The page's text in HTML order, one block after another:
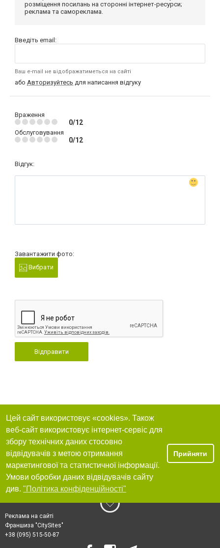
розміщення посилань на сторонні інтернет-ресурси;
реклама та самореклама.
Введіть email:
Ваш e-mail не відображатиметься на сайті
або Авторизуйтесь для написання відгуку
Враження
0/12
Обслуговування
0/12
Відгук:
Завантажити фото:
Вибрати
Відправити
Цей сайт використовує «cookies». Також
веб-сайт використовує інтернет-сервіс для
збору технічних даних стосовно
відвідувачів з метою отримання
маркетингової та статистичної інформації.
Умови обробки даних відвідувачів сайту
див. "Політика конфіденційності"
Прийняти
Реклама на сайті
Франшиза "CitySites"
+38 (095) 515-50-87